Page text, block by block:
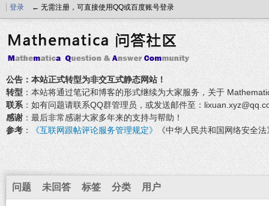
登录 ← 无需注册，可直接使用QQ或百度账号登录
公告：本站正式转型为非交互式静态网站！
转型 ：本站将通过笔记和博客的形式继续为大家服务，关于
联系 ：如有问题请联系QQ群管理员，或发送邮件至：
感谢 ：最后非常感谢大家多年来的支持与帮助！
参考 ： 《互联网跟帖评论服务管理规定》 《中华人民共和国网络安全
问题 未回答 标签 分类 用户